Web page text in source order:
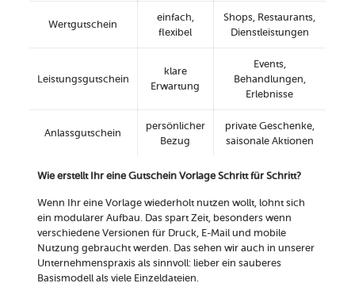
Wertgutschein
einfach,
flexibel
Shops, Restaurants,
Dienstleistungen
Leistungsgutschein
klare
Erwartung
Events,
Behandlungen,
Erlebnisse
Anlassgutschein
persönlicher
Bezug
private Geschenke,
saisonale Aktionen
Wie erstellt Ihr eine Gutschein Vorlage Schritt für Schritt?
Wenn Ihr eine Vorlage wiederholt nutzen wollt, lohnt sich
ein modularer Aufbau. Das spart Zeit, besonders wenn
verschiedene Versionen für Druck, E-Mail und mobile
Nutzung gebraucht werden. Das sehen wir auch in unserer
Unternehmenspraxis als sinnvoll: lieber ein sauberes
Basismodell als viele Einzeldateien.